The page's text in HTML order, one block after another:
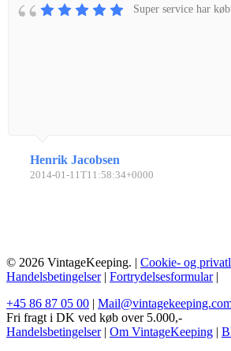
Super service har
Henrik Jacobsen
2014-01-11T11:58:34+0000
© 2026 VintageKeeping. | Cookie- og
Handelsbetingelser| Fortrydelsesformular|
+45 86 87 05 00 |
Fri fragt i DK ved køb over 5.000,-
Handelsbetingelser| Om VintageKeeping |